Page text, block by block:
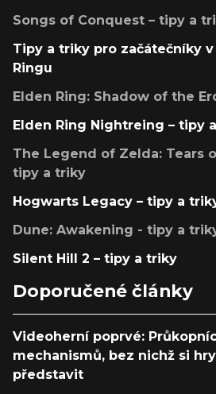
Songs of Conquest – tipy a
Tipy a triky pro začátečníky
Ringu
Elden Ring: Shadow of the
Elden Ring Nightreing – tipy
The Legend of Zelda: Tears
tipy a triky
Hogwarts Legacy – tipy a
Dune: Awakening - tipy a
Silent Hill 2 – tipy a triky
Doporučené články
Videoherní poprvé:
mechanismů, bez nichž si
představit